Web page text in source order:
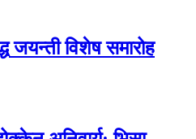
जयन्ती विशेष समारोह